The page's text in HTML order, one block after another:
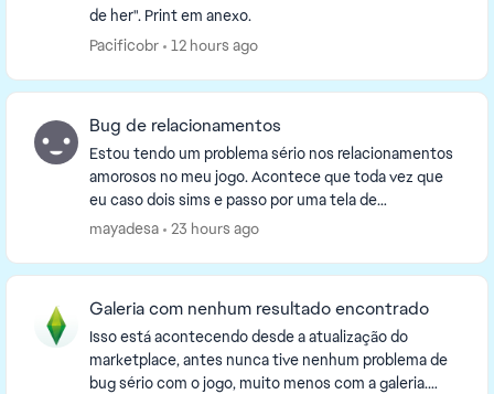
de her". Print em anexo.
Pacificobr
12 hours ago
Bug de relacionamentos
Estou tendo um problema sério nos relacionamentos
amorosos no meu jogo. Acontece que toda vez que
eu caso dois sims e passo por uma tela de
carregamento, voltando para a gameplay eles voltam
mayadesa 23 hours ago
Galeria com nenhum resultado encontrado
Isso está acontecendo desde a atualização do
marketplace, antes nunca tive nenhum problema de
bug sério com o jogo, muito menos com a galeria.